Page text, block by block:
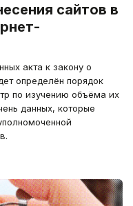
сайтов в
акта к закону о
определён порядок
по изучению объёма их
данных, которые